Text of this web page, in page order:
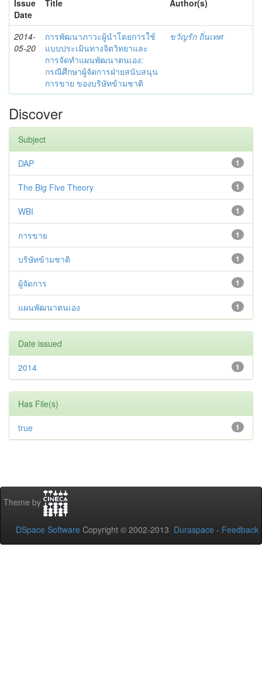
Issue
Date
Title Author(s)
2014-
05-20
การพัฒนาภาวะผู้นำโดยการใช้
แบบประเมินทางจิตวิทยาและ
การจัดทำแผนพัฒนาตนเอง:
กรณีศึกษาผู้จัดการฝ่ายสนับสนุน
การขาย ของบริษัทข้ามชาติ
ขวัญรัก ถิ่นเทศ
Discover
Subject
1
DAP
1
The Big Five Theory
1
WBI
1
การขาย
1
บริษัทข้ามชาติ
1
ผู้จัดการ
1
แผนพัฒนาตนเอง
Date issued
1
2014
Has File(s)
1
true
Theme by
DSpace Software Copyright © 2002-2013 Duraspace - Feedback